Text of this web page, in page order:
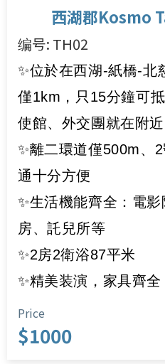
西湖郡Kosmo
编号: TH02
✨位於在西湖-紙橋-北
僅1km，只15分鐘可
使館、外交團就在附近
✨離二環道僅500m、
通十分方便
✨生活機能齊全：電
房、託兒所等
✨2房2衛浴87平米
✨精美装演，家具齊
Price
$1000